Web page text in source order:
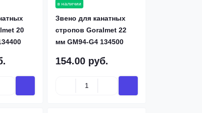
20
в наличии
Звено для канатных
стропов Goralmet 22
мм GM94-G4 134500
154.00 руб.